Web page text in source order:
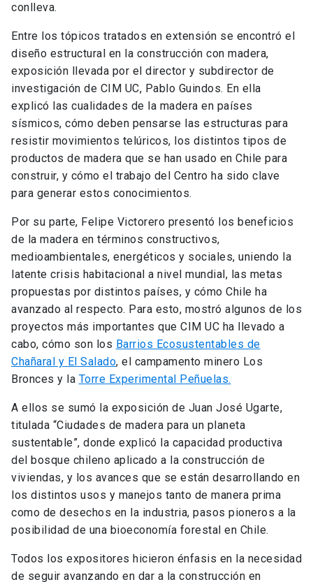
conlleva.
Entre los tópicos tratados en extensión se encontró el
diseño estructural en la construcción con madera,
exposición llevada por el director y subdirector de
investigación de CIM UC, Pablo Guindos. En ella
explicó las cualidades de la madera en países
sísmicos, cómo deben pensarse las estructuras para
resistir movimientos telúricos, los distintos tipos de
productos de madera que se han usado en Chile para
construir, y cómo el trabajo del Centro ha sido clave
para generar estos conocimientos.
Por su parte, Felipe Victorero presentó los beneficios
de la madera en términos constructivos,
medioambientales, energéticos y sociales, uniendo la
latente crisis habitacional a nivel mundial, las metas
propuestas por distintos países, y cómo Chile ha
avanzado al respecto. Para esto, mostró algunos de los
proyectos más importantes que CIM UC ha llevado a
cabo, cómo son los Barrios Ecosustentables de
Chañaral y El Salado, el campamento minero Los
Bronces y la Torre Experimental Peñuelas.
A ellos se sumó la exposición de Juan José Ugarte,
titulada “Ciudades de madera para un planeta
sustentable”, donde explicó la capacidad productiva
del bosque chileno aplicado a la construcción de
viviendas, y los avances que se están desarrollando en
los distintos usos y manejos tanto de manera prima
como de desechos en la industria, pasos pioneros a la
posibilidad de una bioeconomía forestal en Chile.
Todos los expositores hicieron énfasis en la necesidad
de seguir avanzando en dar a la construcción en